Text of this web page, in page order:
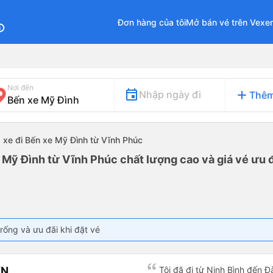
Đơn hàng của tôiMở bán vé trên
Nơi đến
Nhập ngày đi add
xe đi Bến xe Mỹ Đình từ Vĩnh Phúc
Đình từ Vĩnh Phúc chất lượng cao và giá vé ưu
và ưu đãi khi đặt vé
Tôi đã đi từ Ninh Bình đến